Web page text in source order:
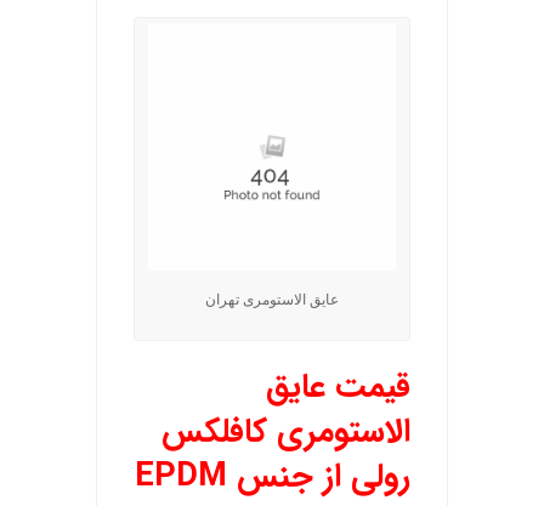
عایق الاستومری تهران
قیمت عایق
الاستومری کافلکس
رولی از جنس EPDM